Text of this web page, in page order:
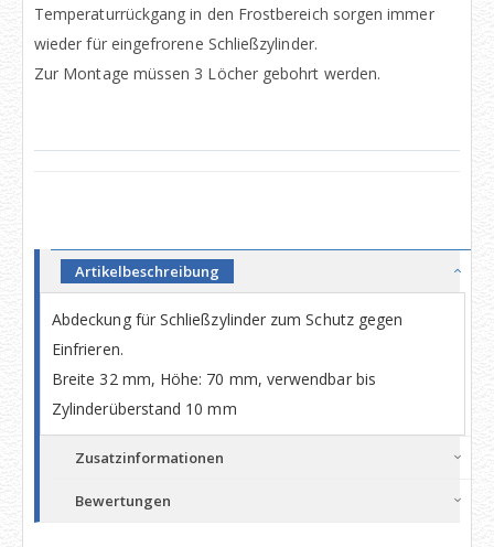
Temperaturrückgang in den Frostbereich sorgen immer
wieder für eingefrorene Schließzylinder.
Zur Montage müssen 3 Löcher gebohrt werden.
Artikelbeschreibung
Abdeckung für Schließzylinder zum Schutz gegen
Einfrieren.
Breite 32 mm, Höhe: 70 mm, verwendbar bis
Zylinderüberstand 10 mm
Zusatzinformationen
Bewertungen